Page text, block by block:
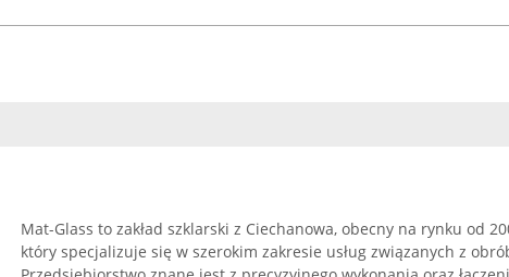
Mat-Glass to zakład szklarski z Ciechanowa, obecny na rynku od
który specjalizuje się w szerokim zakresie usług związanych z